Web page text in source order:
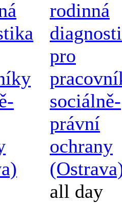
rodinná
pro
sociálně-
právní
ochrany
all day